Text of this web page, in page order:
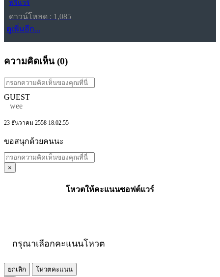
ฟรีแวร์
ดาวน์โหลด : 1,085
ดูเพิ่มอีก...
ความคิดเห็น (0)
GUEST
wee
23 ธันวาคม 2558 18:02:55
ขอสนุกด้วยคนนะ
×
โหวตให้คะแนนซอฟต์แวร์
กรุณาเลือกคะแนนโหวต
ยกเลิก
โหวตคะแนน